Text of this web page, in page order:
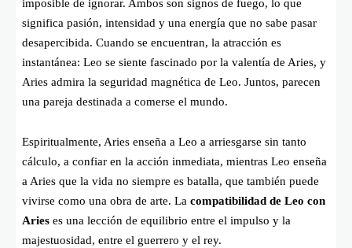
imposible de ignorar. Ambos son signos de fuego, lo que
significa pasión, intensidad y una energía que no sabe pasar
desapercibida. Cuando se encuentran, la atracción es
instantánea: Leo se siente fascinado por la valentía de Aries, y
Aries admira la seguridad magnética de Leo. Juntos, parecen
una pareja destinada a comerse el mundo.
Espiritualmente, Aries enseña a Leo a arriesgarse sin tanto
cálculo, a confiar en la acción inmediata, mientras Leo enseña
a Aries que la vida no siempre es batalla, que también puede
vivirse como una obra de arte. La compatibilidad de Leo con
Aries es una lección de equilibrio entre el impulso y la
majestuosidad, entre el guerrero y el rey.